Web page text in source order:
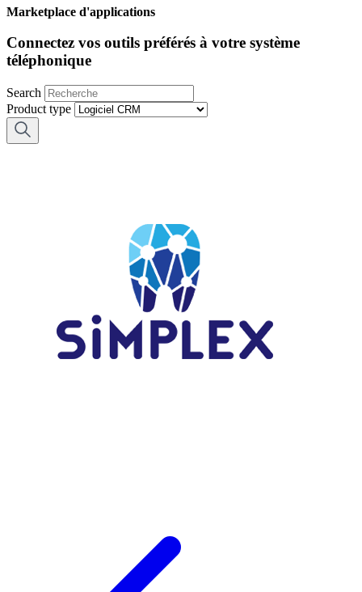
Marketplace d'applications
Connectez vos outils préférés à votre système
téléphonique
Search
Product type